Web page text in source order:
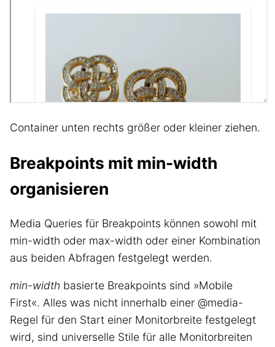
Container unten rechts größer oder kleiner ziehen.
Breakpoints mit min-width
organisieren
Media Queries für Breakpoints können sowohl mit
min-width oder max-width oder einer Kombination
aus beiden Abfragen festgelegt werden.
min-width basierte Breakpoints sind »Mobile
First«. Alles was nicht innerhalb einer @media-
Regel für den Start einer Monitorbreite festgelegt
wird, sind universelle Stile für alle Monitorbreiten